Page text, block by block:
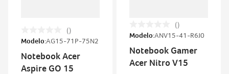
Modelo:AG15-71P-75N2
Notebook Acer
Aspire GO 15
Modelo:ANV15-41-R6J0
Notebook Gamer
Acer Nitro V15